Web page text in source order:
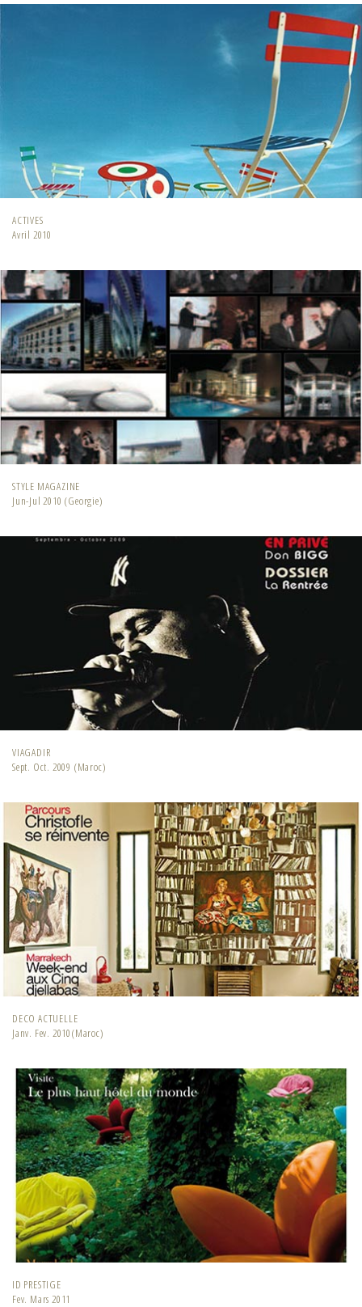
ACTIVES
Avril 2010
STYLE MAGAZINE
Jun-Jul 2010 (Georgie)
VIAGADIR
Sept. Oct. 2009 (Maroc)
DECO ACTUELLE
Janv. Fev. 2010(Maroc)
ID PRESTIGE
Fev. Mars 2011